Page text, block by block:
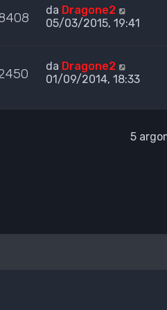
da Dragone2
05/03/2015, 19:41
da Dragone2
01/09/2014, 18:33
5